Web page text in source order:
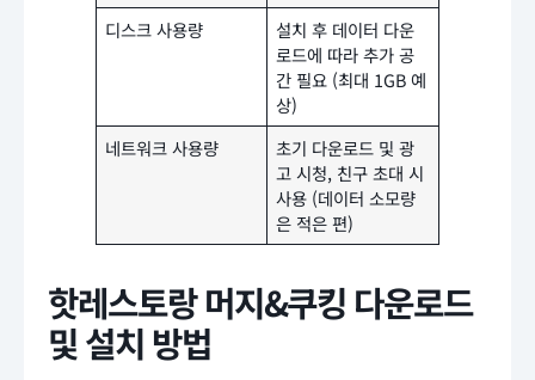
디스크 사용량
설치 후 데이터 다운
로드에 따라 추가 공
간 필요 (최대 1GB 예
상)
네트워크 사용량
초기 다운로드 및 광
고 시청, 친구 초대 시
사용 (데이터 소모량
은 적은 편)
핫레스토랑 머지&쿠킹 다운로드
및 설치 방법